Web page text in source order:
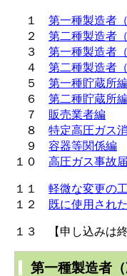
１ 第一種製造者
２ 第二種製造者
３ 第一種製造者
４ 第二種製造者
５ 第一種貯蔵所
６ 第二種貯蔵所
７ 販売業者編
８ 特定高圧ガス
９ 容器等関係編
１０ 高圧ガス事故
１１ 軽微な変更の
１２
既に使用され
１３ 【申し込みは終
第一種製造者